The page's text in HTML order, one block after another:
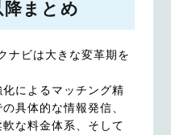
まとめ
ナビは大きな変革期を
によるマッチング精
具体的な情報発信、
な料金体系、そして